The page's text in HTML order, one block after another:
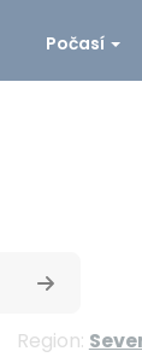
Počasí
Region: